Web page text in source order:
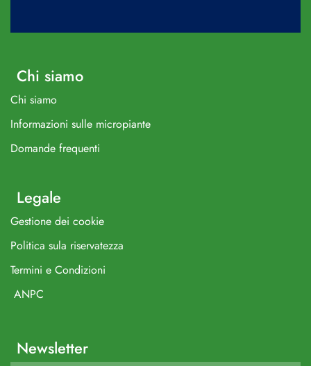
Chi siamo
Chi siamo
Informazioni sulle micropiante
Domande frequenti
Legale
Gestione dei cookie
Politica sula riservatezza
Termini e Condizioni
ANPC
Newsletter